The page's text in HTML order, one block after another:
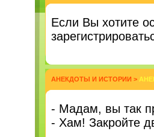
Eсли Вы хотите
АНЕКДОТЫ И ИСТОРИИ >
- Мадам, вы так
- Хам! Закройте